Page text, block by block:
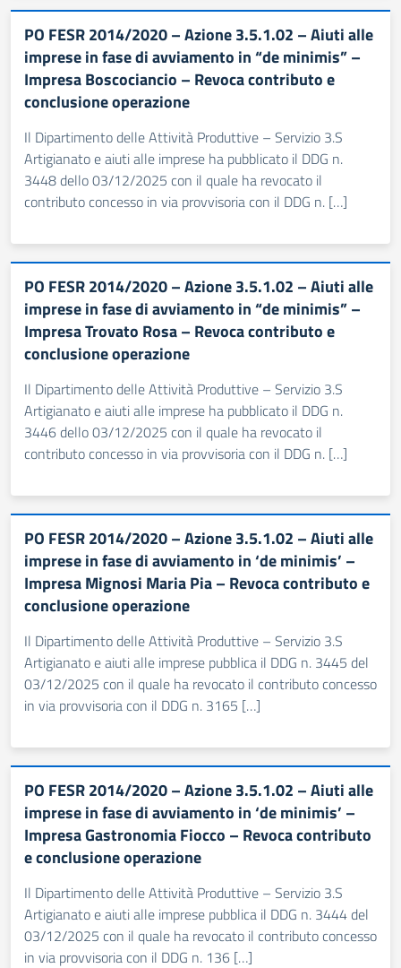
PO FESR 2014/2020 – Azione 3.5.1.02 – Aiuti alle
imprese in fase di avviamento in “de minimis” –
Impresa Boscociancio – Revoca contributo e
conclusione operazione
Il Dipartimento delle Attività Produttive – Servizio 3.S
Artigianato e aiuti alle imprese ha pubblicato il DDG n.
3448 dello 03/12/2025 con il quale ha revocato il
contributo concesso in via provvisoria con il DDG n. […]
PO FESR 2014/2020 – Azione 3.5.1.02 – Aiuti alle
imprese in fase di avviamento in “de minimis” –
Impresa Trovato Rosa – Revoca contributo e
conclusione operazione
Il Dipartimento delle Attività Produttive – Servizio 3.S
Artigianato e aiuti alle imprese ha pubblicato il DDG n.
3446 dello 03/12/2025 con il quale ha revocato il
contributo concesso in via provvisoria con il DDG n. […]
PO FESR 2014/2020 – Azione 3.5.1.02 – Aiuti alle
imprese in fase di avviamento in ‘de minimis’ –
Impresa Mignosi Maria Pia – Revoca contributo e
conclusione operazione
Il Dipartimento delle Attività Produttive – Servizio 3.S
Artigianato e aiuti alle imprese pubblica il DDG n. 3445 del
03/12/2025 con il quale ha revocato il contributo concesso
in via provvisoria con il DDG n. 3165 […]
PO FESR 2014/2020 – Azione 3.5.1.02 – Aiuti alle
imprese in fase di avviamento in ‘de minimis’ –
Impresa Gastronomia Fiocco – Revoca contributo
e conclusione operazione
Il Dipartimento delle Attività Produttive – Servizio 3.S
Artigianato e aiuti alle imprese pubblica il DDG n. 3444 del
03/12/2025 con il quale ha revocato il contributo concesso
in via provvisoria con il DDG n. 136 […]